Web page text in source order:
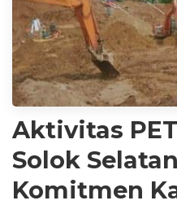
Aktivitas
Solok
Komitmen